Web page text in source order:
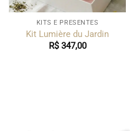
KITS E PRESENTES
Kit Lumière du Jardin
R$347,00